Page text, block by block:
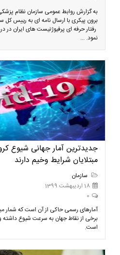
به گزارش روابط عمومی سازمان نظام
برون پیکری با ارسال نامه ای به رییس کل
نمود. ...
مبتلایان شرایط وخیم دارند
سازمان
18 اردیبهشت 1399
0
آمارهای رسمی حاکی از آن است که شمار
برخی از نقاط جهان به سرعت شیوع
است.